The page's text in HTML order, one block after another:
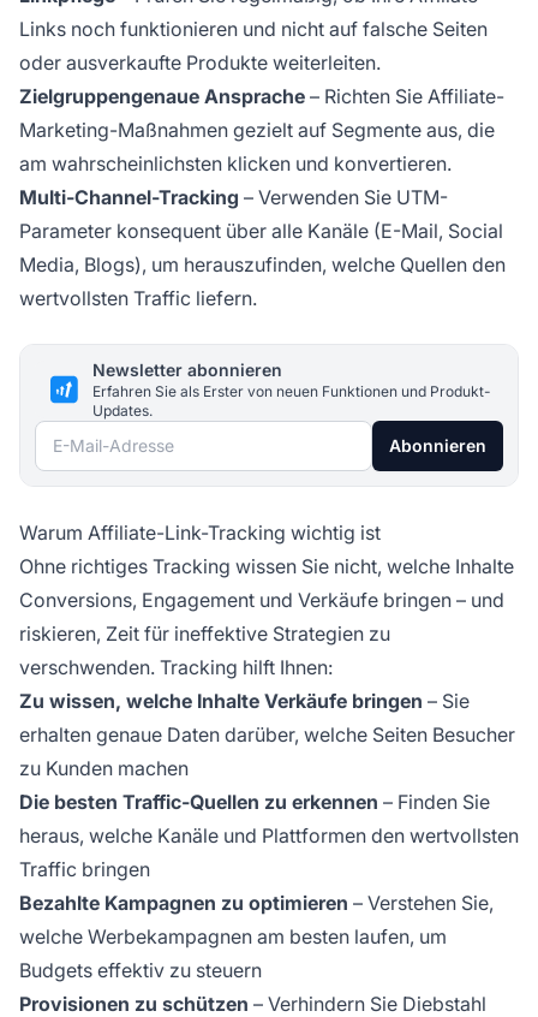
Links noch funktionieren und nicht auf falsche Seiten
oder ausverkaufte Produkte weiterleiten.
Zielgruppengenaue Ansprache – Richten Sie Affiliate-
Marketing-Maßnahmen gezielt auf Segmente aus, die
am wahrscheinlichsten klicken und konvertieren.
Multi-Channel-Tracking – Verwenden Sie UTM-
Parameter konsequent über alle Kanäle (E-Mail, Social
Media, Blogs), um herauszufinden, welche Quellen den
wertvollsten Traffic liefern.
Newsletter abonnieren
Erfahren Sie als Erster von neuen Funktionen und Produkt-
Updates.
E-Mail-Adresse Abonnieren
Warum Affiliate-Link-Tracking wichtig ist
Ohne richtiges Tracking wissen Sie nicht, welche Inhalte
Conversions, Engagement und Verkäufe bringen – und
riskieren, Zeit für ineffektive Strategien zu
verschwenden. Tracking hilft Ihnen:
Zu wissen, welche Inhalte Verkäufe bringen – Sie
erhalten genaue Daten darüber, welche Seiten Besucher
zu Kunden machen
Die besten Traffic-Quellen zu erkennen – Finden Sie
heraus, welche Kanäle und Plattformen den wertvollsten
Traffic bringen
Bezahlte Kampagnen zu optimieren – Verstehen Sie,
welche Werbekampagnen am besten laufen, um
Budgets effektiv zu steuern
Provisionen zu schützen – Verhindern Sie Diebstahl